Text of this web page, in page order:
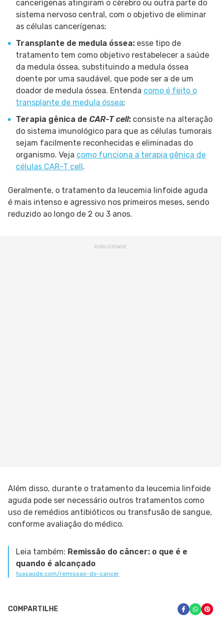
cancerígenas atingiram o cérebro ou outra parte do
sistema nervoso central, com o objetivo de eliminar
as células cancerígenas;
Transplante de medula óssea: esse tipo de
tratamento tem como objetivo restabelecer a saúde
da medula óssea, substituindo a medula óssea
doente por uma saudável, que pode ser a de um
doador de medula óssea. Entenda como é feito o
transplante de medula óssea;
Terapia gênica de CAR-T cell: consiste na alteração
do sistema imunológico para que as células tumorais
sejam facilmente reconhecidas e eliminadas do
organismo. Veja como funciona a terapia gênica de
células CAR-T cell .
Geralmente, o tratamento da leucemia linfoide aguda
é mais intenso e agressivo nos primeiros meses, sendo
reduzido ao longo de 2 ou 3 anos.
Além disso, durante o tratamento da leucemia linfoide
aguda pode ser necessário outros tratamentos como
uso de remédios antibióticos ou transfusão de sangue,
conforme avaliação do médico.
Leia também: Remissão do câncer: o que é e
quando é alcançado
tuasaude.com/remissao-do-cancer
COMPARTILHE